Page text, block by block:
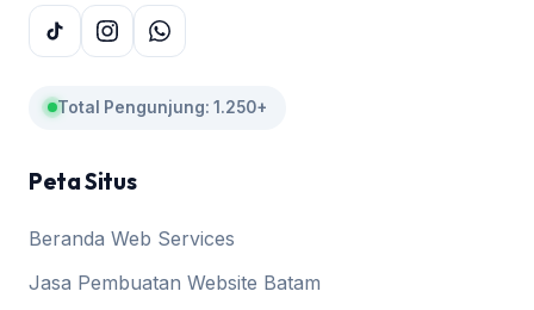
Total Pengunjung: 1.250+
Peta Situs
Beranda Web Services
Jasa Pembuatan Website Batam